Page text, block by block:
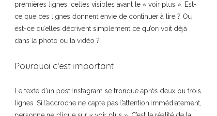
premières lignes, celles visibles avant le « voir plus ». Est-
ce que ces lignes donnent envie de continuer à lire ? Ou
est-ce qu’elles décrivent simplement ce qu’on voit déjà
dans la photo ou la vidéo ?
Pourquoi c’est important
Le texte d’un post Instagram se tronque après deux ou trois
lignes. Si l’accroche ne capte pas l’attention immédiatement,